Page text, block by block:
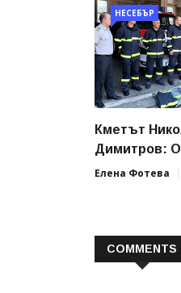
НЕСЕБЪР
Кметът
Димитров:
Елена Фотева
COMMENTS